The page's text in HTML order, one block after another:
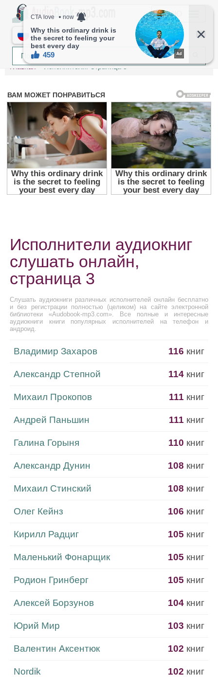
МЕНЮ
RU
Главная Исполнители. Страница 3
Исполнители аудиокниг
слушать онлайн,
страница 3
Слушать аудиокниги различных исполнителей онлайн бесплатно
и без регистрации полностью (целиком) на сайте электронной
библиотеки «Audobook-mp3.com». Все полные и интересные
аудиокниги книги популярных исполнителей на телефон и
андроид.
Владимир Захаров 116 книг
Александр Степной 114 книг
Михаил Прокопов 111 книг
Андрей Паньшин 111 книг
Галина Горыня 110 книг
Александр Дунин 108 книг
Михаил Стинский 108 книг
Олег Кейнз 106 книг
Кирилл Радциг 105 книг
Маленький Фонарщик 105 книг
Родион Гринберг 105 книг
Алексей Борзунов 104 книг
Юрий Мир 103 книг
Валентин Аксентюк 102 книг
Nordik 102 книг